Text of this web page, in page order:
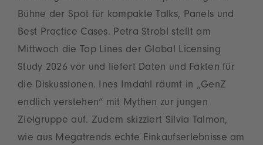
Bühne der Spot für kompakte Talks, Panels und
Best Practice Cases. Petra Strobl stellt am
Mittwoch die Top Lines der Global Licensing
Study 2026 vor und liefert Daten und Fakten für
die Diskussionen. Ines Imdahl räumt in „GenZ
endlich verstehen“ mit Mythen zur jungen
Zielgruppe auf. Zudem skizziert Silvia Talmon,
wie aus Megatrends echte Einkaufserlebnisse am